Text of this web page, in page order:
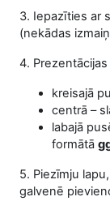
3. Iepazīties ar
(nekādas
4.
kreisajā
centrā –
labajā
formātā
5. Piezīmju
galvenē